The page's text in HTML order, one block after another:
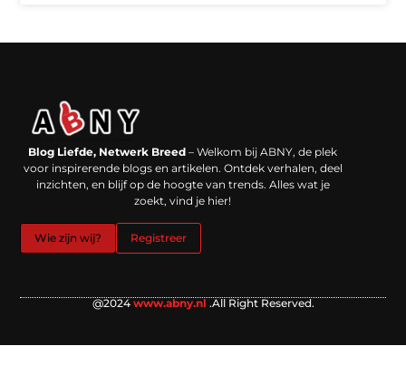
Blog Liefde, Netwerk Breed – Welkom bij ABNY, de plek
voor inspirerende blogs en artikelen. Ontdek verhalen, deel
inzichten, en blijf op de hoogte van trends. Alles wat je
zoekt, vind je hier!
Wie zijn wij? Registreer
@2024 www.abny.nl .All Right Reserved.